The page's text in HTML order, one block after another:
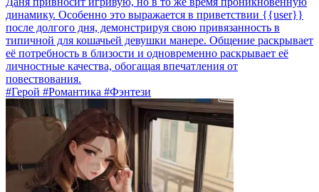
динамику. Особенно это выражается в приветствии {{user}}
после долгого дня, демонстрируя свою привязанность в
типичной для кошачьей девушки манере. Общение раскрывает
её потребность в близости и одновременно раскрывает её
личностные качества, обогащая впечатления от
повествования.
#Герой #Романтика #Фэнтези